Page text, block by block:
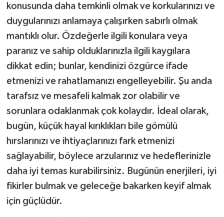
konusunda daha temkinli olmak ve korkularınızı ve
duygularınızı anlamaya çalışırken sabırlı olmak
mantıklı olur. Özdeğerle ilgili konulara veya
paranız ve sahip olduklarınızla ilgili kaygılara
dikkat edin; bunlar, kendinizi özgürce ifade
etmenizi ve rahatlamanızı engelleyebilir. Şu anda
tarafsız ve mesafeli kalmak zor olabilir ve
sorunlara odaklanmak çok kolaydır. İdeal olarak,
bugün, küçük hayal kırıklıkları bile gömülü
hırslarınızı ve ihtiyaçlarınızı fark etmenizi
sağlayabilir, böylece arzularınız ve hedeflerinizle
daha iyi temas kurabilirsiniz. Bugünün enerjileri, iyi
fikirler bulmak ve geleceğe bakarken keyif almak
için güçlüdür.